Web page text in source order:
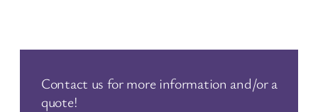
Contact us for more information and/or a
quote!